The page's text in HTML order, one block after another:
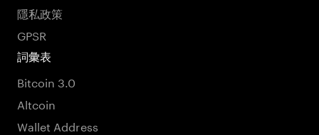
隱私政策
GPSR
詞彙表
Bitcoin 3.0
Altcoin
Wallet Address